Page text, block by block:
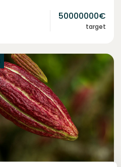
50000000€
target